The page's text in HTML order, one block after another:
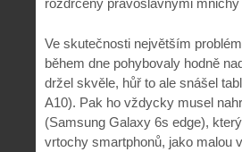
rozdrcený pravoslavnými
Ve skutečnosti největším
během dne pohybovaly hodně
držel skvěle, hůř to ale snášel
A10). Pak ho vždycky musel
(Samsung Galaxy 6s edge),
vrtochy smartphonů, jako malou